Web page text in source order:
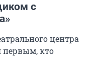
с
центра
первым, кто